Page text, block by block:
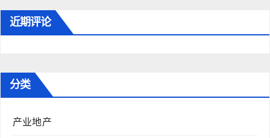
近期评论
分类
产业地产